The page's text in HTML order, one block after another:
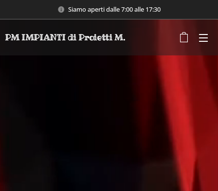
Siamo aperti dalle 7:00 alle 17:30
PM IMPIANTI di Proietti M.